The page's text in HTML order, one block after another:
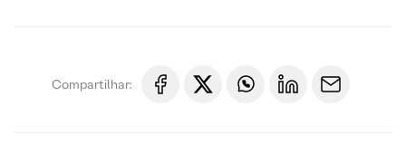
Compartilhar: